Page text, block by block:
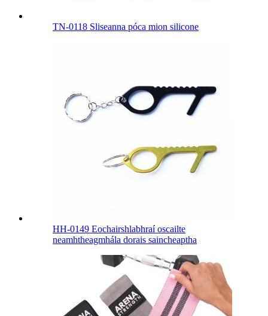
TN-0118 Sliseanna póca mion silicone
HH-0149 Eochairshlabhraí oscailte
neamhtheagmhála dorais saincheaptha